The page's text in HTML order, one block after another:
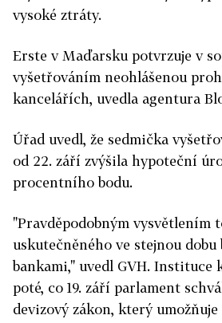
vysoké ztráty.
Erste v Maďarsku potvrzuje v
vyšetřováním neohlášenou
kancelářích, uvedla agentura
Úřad uvedl, že sedmička
od 22. září zvýšila hypoteční
procentního bodu.
"Pravděpodobným vysvětlením
uskutečněného ve stejnou dobu
bankami," uvedl GVH.
poté, co 19. září parlament
devizový zákon, který